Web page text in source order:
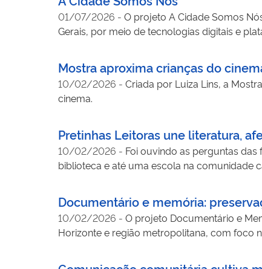
investigar, produzir e divulgar informações
campo e práticas de educação midiática,
amplia o acesso da comunidade a temas
01/07/2026 - O projeto A Cidade Somos
Gerais, por meio de tecnologias digitais e
Nós fortalece o vínculo dos participantes
habilidades digitais críticas e contribui para
nos espaços digitais.
Mostra aproxima crianças do
10/02/2026 - Criada por Luiza Lins, a
cinema.
Pretinhas Leitoras une literatura,
10/02/2026 - Foi ouvindo as perguntas
biblioteca e até uma escola na comunidade
Documentário e memória:
10/02/2026 - O projeto Documentário e
Horizonte e região metropolitana, com foco